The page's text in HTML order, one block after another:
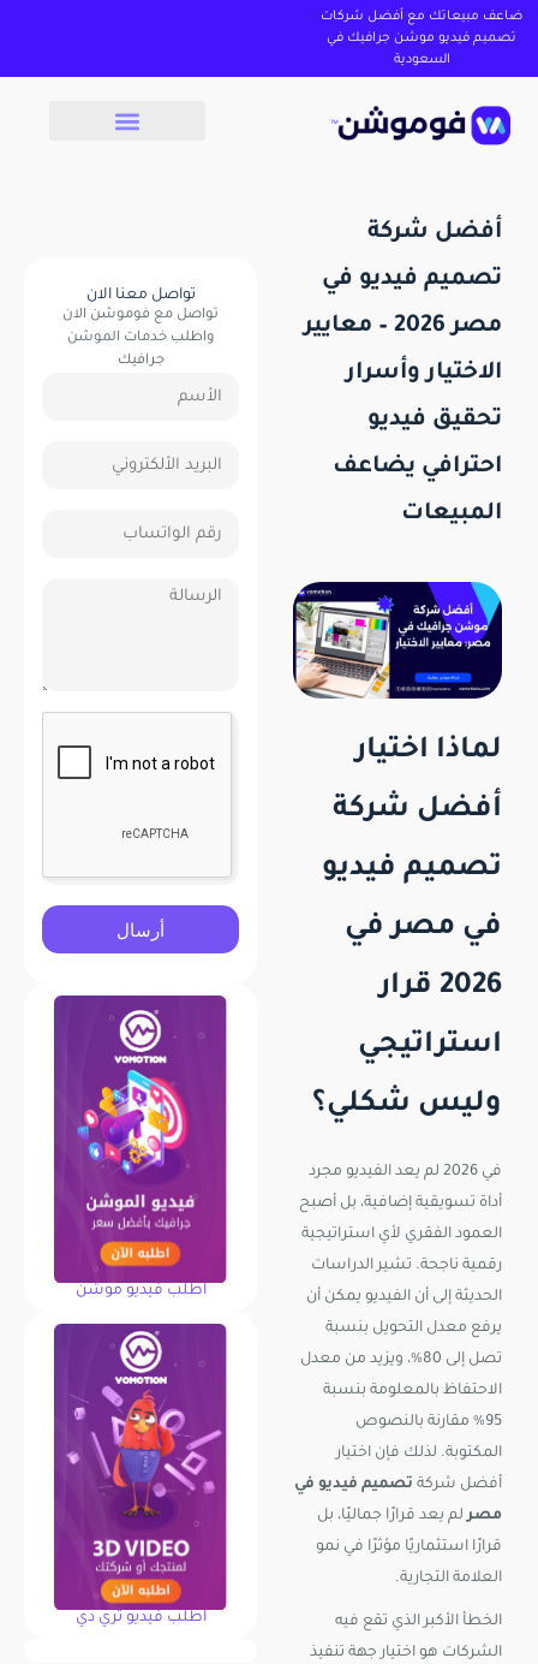
ضاعف مبيعاتك مع أفضل شركات
تصميم فيديو موشن جرافيك في
السعودية
أفضل شركة
تصميم فيديو في
مصر 2026 – معايير
الاختيار وأسرار
تحقيق فيديو
احترافي يضاعف
المبيعات
لماذا اختيار
أفضل شركة
تصميم فيديو
في مصر في
2026 قرار
استراتيجي
وليس شكلي؟
في 2026 لم يعد الفيديو مجرد
أداة تسويقية إضافية، بل أصبح
العمود الفقري لأي استراتيجية
رقمية ناجحة. تشير الدراسات
الحديثة إلى أن الفيديو يمكن أن
يرفع معدل التحويل بنسبة
تصل إلى 80%، ويزيد من معدل
الاحتفاظ بالمعلومة بنسبة
95% مقارنة بالنصوص
المكتوبة. لذلك فإن اختيار
أفضل شركة تصميم فيديو في
مصرلم يعد قرارًا جماليًا، بل
قرارًا استثماريًا مؤثرًا في نمو
العلامة التجارية.
الخطأ الأكبر الذي تقع فيه
الشركات هو اختيار جهة تنفيذ
تواصل معنا الان
تواصل مع فوموشن الان
واطلب خدمات الموشن
جرافيك
أرسال
اطلب فيديو موشن
اطلب فيديو ثري دي